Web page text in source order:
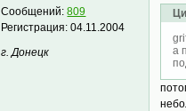
Сообщений:809
Регистрация:04.11.2004
г. Донецк
а